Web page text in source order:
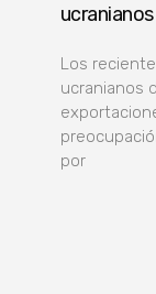
ucranianos
Los
ucranianos
por